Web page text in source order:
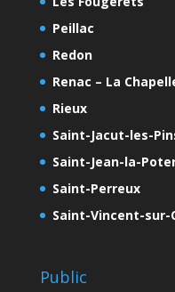
Peillac
Redon
Renac – La
Rieux
Saint-Jacut-les-
Saint-Jean-la-
Saint-Perreux
Saint-Vincent-sur-
Public